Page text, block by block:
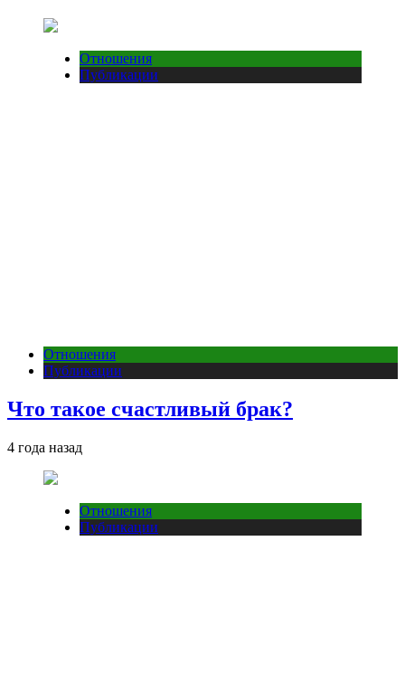
Отношения
Публикации
Отношения
Публикации
Что такое счастливый брак?
4 года назад
Отношения
Публикации